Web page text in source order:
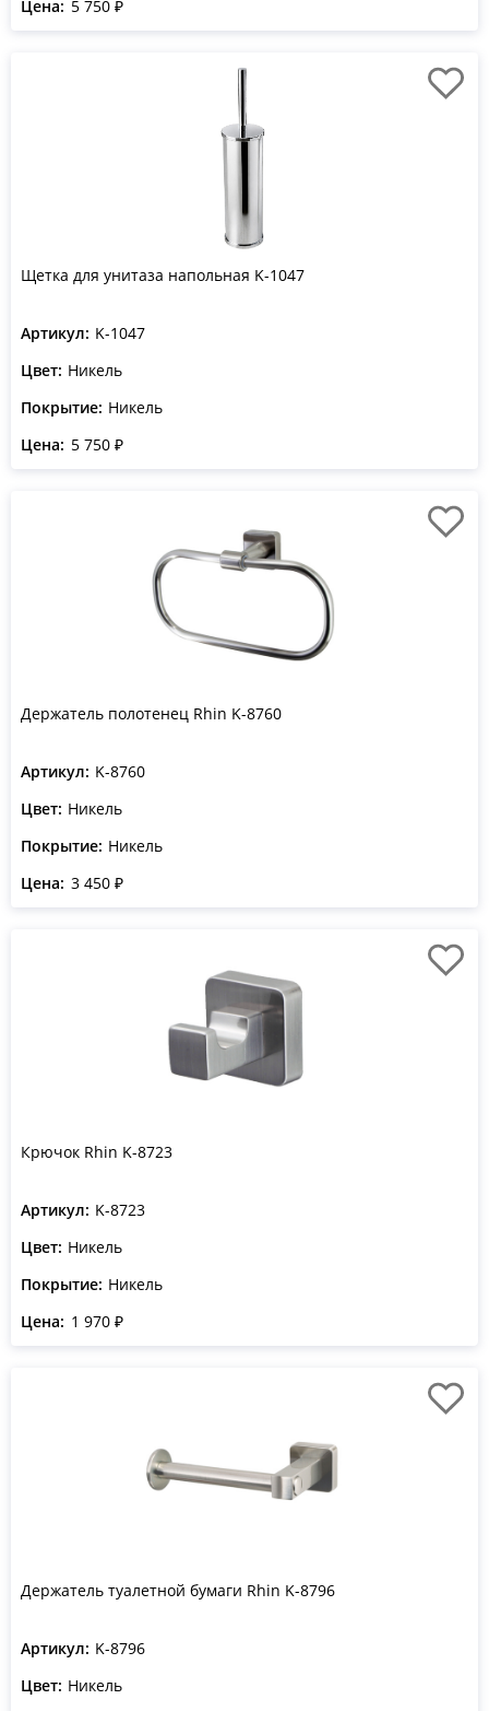
Цена: 5 750 ₽
Щетка для унитаза напольная K-1047
Артикул: K-1047
Цвет: Никель
Покрытие: Никель
Цена: 5 750 ₽
Держатель полотенец Rhin K-8760
Артикул: K-8760
Цвет: Никель
Покрытие: Никель
Цена: 3 450 ₽
Крючок Rhin K-8723
Артикул: K-8723
Цвет: Никель
Покрытие: Никель
Цена: 1 970 ₽
Держатель туалетной бумаги Rhin K-8796
Артикул: K-8796
Цвет: Никель